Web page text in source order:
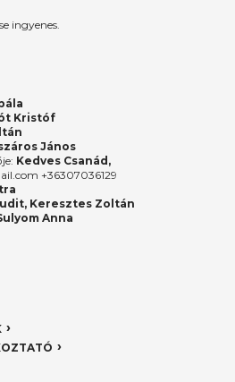
ingyenes.
Kristóf
János
Kedves Csanád,
+36307036129
Keresztes Zoltán
Anna